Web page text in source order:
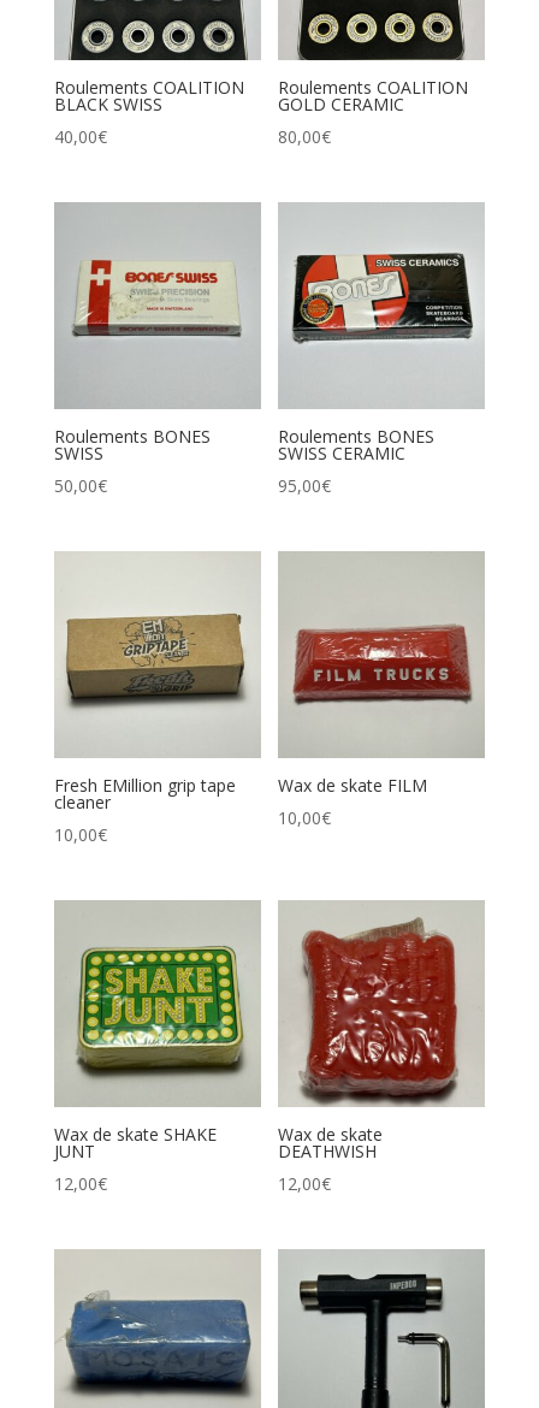
Roulements COALITION
BLACK SWISS
40,00€
Roulements COALITION
GOLD CERAMIC
80,00€
Roulements BONES
SWISS
50,00€
Roulements BONES
SWISS CERAMIC
95,00€
Fresh EMillion grip tape
cleaner
10,00€
Wax de skate FILM
10,00€
Wax de skate SHAKE
JUNT
12,00€
Wax de skate
DEATHWISH
12,00€